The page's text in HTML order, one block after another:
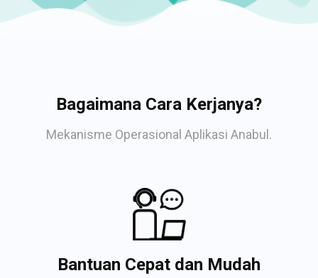
Bagaimana Cara Kerjanya?
Mekanisme Operasional Aplikasi Anabul.
Bantuan Cepat dan Mudah